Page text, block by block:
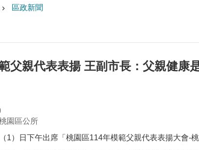
區政新聞
父親代表表揚 王副市長：父親健康
園區公所
1）日下午出席「桃園區114年模範父親代表表揚大會-